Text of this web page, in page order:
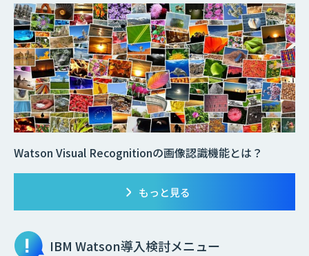
Watson Visual Recognitionの画像認識機能とは？
もっと見る
IBM Watson導入検討メニュー